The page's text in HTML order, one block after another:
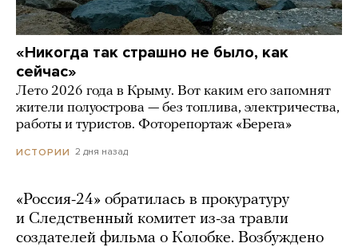
«Никогда так страшно не было, как
сейчас»
Лето 2026 года в Крыму. Вот каким его запомнят
жители полуострова — без топлива, электричества,
работы и туристов. Фоторепортаж «Берега»
ИСТОРИИ 2 дня назад
«Россия-24» обратилась в прокуратуру
и Следственный комитет из-за травли
создателей фильма о Колобке. Возбуждено